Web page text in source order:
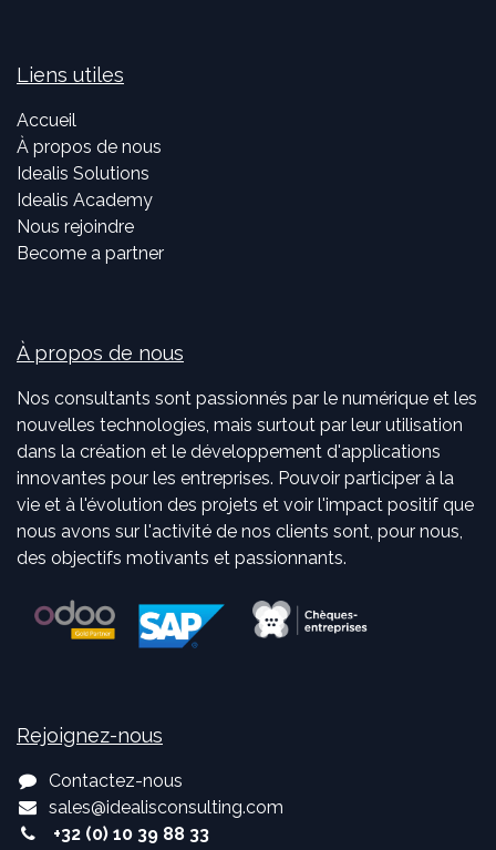
Liens utiles
Accueil
À propos de nous
Idealis Solutions
Idealis Academy
Nous rejoindre
Become a partner
À propos de nous
Nos consultants sont passionnés par le numérique et les
nouvelles technologies, mais surtout par leur utilisation
dans la création et le développement d'applications
innovantes pour les entreprises. Pouvoir participer à la
vie et à l'évolution des projets et voir l'impact positif que
nous avons sur l'activité de nos clients sont, pour nous,
des objectifs motivants et passionnants.
Rejoignez-nous
Contactez-nous
sales@idealisconsulting.com
+32 (0) 10 39 88 33